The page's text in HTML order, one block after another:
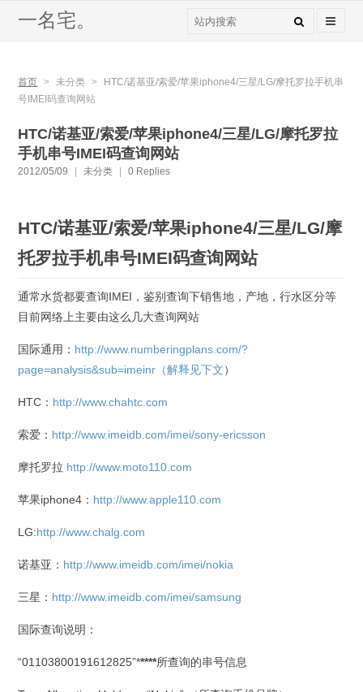
一名宅。
首页 > 未分类 >
HTC/诺基亚/索爱/苹果iphone4/三星/LG/摩托罗拉手机串
号IMEI码查询网站
HTC/诺基亚/索爱/苹果iphone4/三星/LG/摩托罗拉
手机串号IMEI码查询网站
2012/05/09 未分类 0 Replies
HTC/诺基亚/索爱/苹果iphone4/三星/LG/摩
托罗拉手机串号IMEI码查询网站
通常水货都要查询IMEI，鉴别查询下销售地，产地，行水区分等
目前网络上主要由这么几大查询网站
国际通用： http://www.numberingplans.com/?
page=analysis&sub=imeinr（解释见下文）
HTC： http://www.chahtc.com
索爱： http://www.imeidb.com/imei/sony-ericsson
摩托罗拉 http://www.moto110.com
苹果iphone4： http://www.apple110.com
LG:http://www.chalg.com
诺基亚： http://www.imeidb.com/imei/nokia
三星： http://www.imeidb.com/imei/samsung
国际查询说明：
“01103800191612825”*****所查询的串号信息